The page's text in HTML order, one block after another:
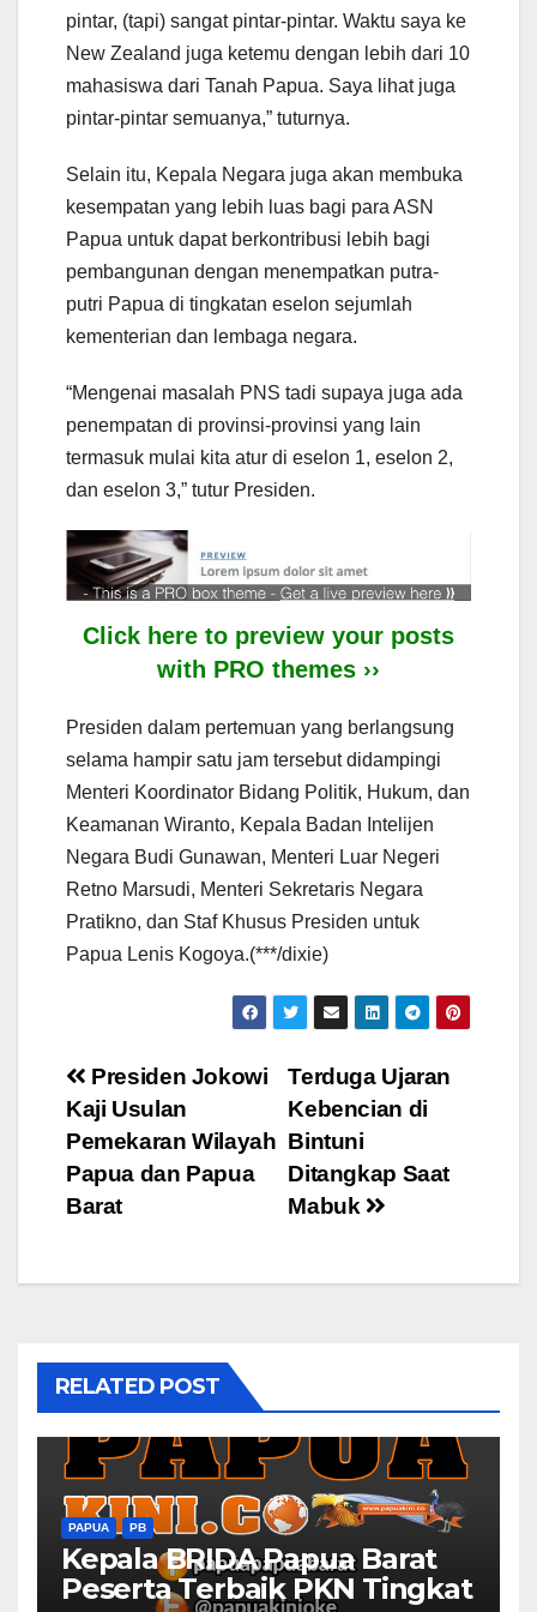
pintar, (tapi) sangat pintar-pintar. Waktu saya ke
New Zealand juga ketemu dengan lebih dari 10
mahasiswa dari Tanah Papua. Saya lihat juga
pintar-pintar semuanya,” tuturnya.
Selain itu, Kepala Negara juga akan membuka
kesempatan yang lebih luas bagi para ASN
Papua untuk dapat berkontribusi lebih bagi
pembangunan dengan menempatkan putra-
putri Papua di tingkatan eselon sejumlah
kementerian dan lembaga negara.
“Mengenai masalah PNS tadi supaya juga ada
penempatan di provinsi-provinsi yang lain
termasuk mulai kita atur di eselon 1, eselon 2,
dan eselon 3,” tutur Presiden.
Click here to preview your posts
with PRO themes ››
Presiden dalam pertemuan yang berlangsung
selama hampir satu jam tersebut didampingi
Menteri Koordinator Bidang Politik, Hukum, dan
Keamanan Wiranto, Kepala Badan Intelijen
Negara Budi Gunawan, Menteri Luar Negeri
Retno Marsudi, Menteri Sekretaris Negara
Pratikno, dan Staf Khusus Presiden untuk
Papua Lenis Kogoya.(***/dixie)
Post
navigation
Terduga Ujaran
Kebencian di
Bintuni
Ditangkap Saat
Mabuk
Presiden Jokowi
Kaji Usulan
Pemekaran Wilayah
Papua dan Papua
Barat
RELATED POST
PAPUA PB
Kepala BRIDA Papua Barat
Peserta Terbaik PKN Tingkat